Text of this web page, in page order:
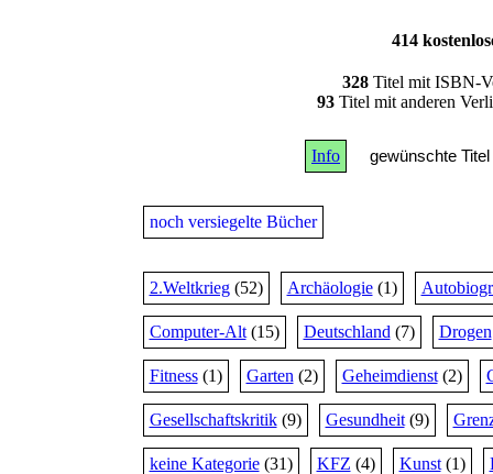
414
328 Titel mit ISBN-
93Titel mit anderen
Info gewünschte
noch versiegelte Bücher
2.Weltkrieg(52) Archäologie(1)
Computer-Alt(15) Deutschland (7) Drogen
Fitness(1) Garten (2) Geheimdienst(2)
Gesellschaftskritik(9) Gesundheit(9)
keine Kategorie(31) KFZ (4) Kunst(1)